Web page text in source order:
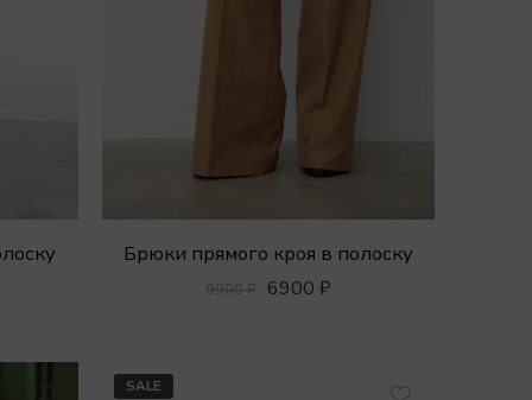
Брюки прямого кроя в полоску
9900₽ 6900 ₽
SALE